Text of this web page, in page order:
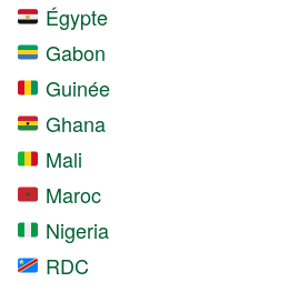
Égypte
Gabon
Guinée
Ghana
Mali
Maroc
Nigeria
RDC